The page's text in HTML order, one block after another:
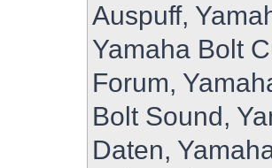
Auspuff,
Yamaha Bolt
Forum,
Bolt Sound,
Daten,